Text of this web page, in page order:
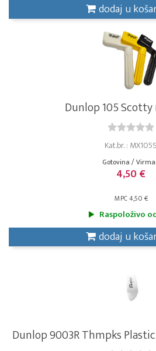
dodaj u
Dunlop 105
Kat.br. : MX105S
Gotovina /
4,50 €
MPC 4,50 €
Raspoloživo
dodaj u
Dunlop 9003R Thmpks